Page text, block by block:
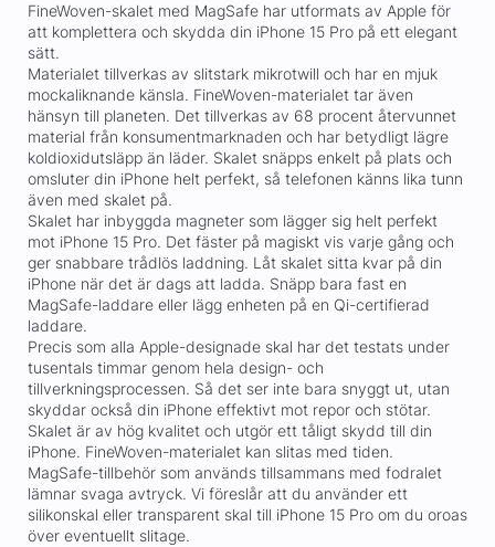
FineWoven-skalet med MagSafe har utformats av Apple för
att komplettera och skydda din iPhone 15 Pro på ett elegant
sätt.
Materialet tillverkas av slitstark mikrotwill och har en mjuk
mockaliknande känsla. FineWoven-materialet tar även
hänsyn till planeten. Det tillverkas av 68 procent återvunnet
material från konsumentmarknaden och har betydligt lägre
koldioxidutsläpp än läder. Skalet snäpps enkelt på plats och
omsluter din iPhone helt perfekt, så telefonen känns lika tunn
även med skalet på.
Skalet har inbyggda magneter som lägger sig helt perfekt
mot iPhone 15 Pro. Det fäster på magiskt vis varje gång och
ger snabbare trådlös laddning. Låt skalet sitta kvar på din
iPhone när det är dags att ladda. Snäpp bara fast en
MagSafe-laddare eller lägg enheten på en Qi-certifierad
laddare.
Precis som alla Apple-designade skal har det testats under
tusentals timmar genom hela design- och
tillverkningsprocessen. Så det ser inte bara snyggt ut, utan
skyddar också din iPhone effektivt mot repor och stötar.
Skalet är av hög kvalitet och utgör ett tåligt skydd till din
iPhone. FineWoven-materialet kan slitas med tiden.
MagSafe-tillbehör som används tillsammans med fodralet
lämnar svaga avtryck. Vi föreslår att du använder ett
silikonskal eller transparent skal till iPhone 15 Pro om du oroas
över eventuellt slitage.